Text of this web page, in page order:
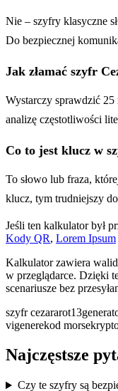
Nie – szyfry klasyczne
Do bezpiecznej
Jak złamać szyfr
Wystarczy sprawdzić
analizę częstotliwości
Co to jest klucz w
To słowo lub fraza,
klucz, tym trudniejszy do
Jeśli ten kalkulator był
Kody QR, Lorem Ipsum
Kalkulator zawiera
w przeglądarce. Dzięki
scenariusze bez
szyfr cezararot13
vigenerekod morse
Najczęstsze
Czy te szyfry są